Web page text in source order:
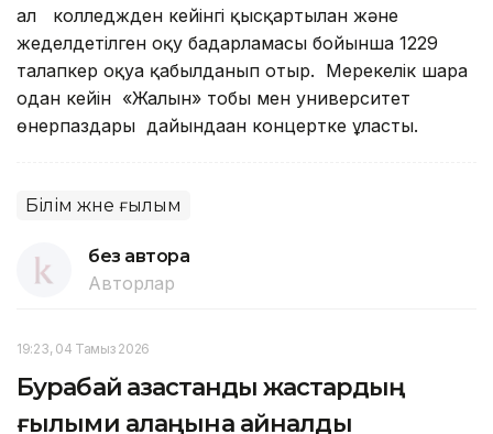
ал колледжден кейінгі қысқартылған және
жеделдетілген оқу бағдарламасы бойынша 1229
талапкер оқуға қабылданып отыр. Мерекелік шара
одан кейін «Жалын» тобы мен университет
өнерпаздары дайындаған концертке ұласты.
Білім және ғылым
без автора
Авторлар
19:23, 04 Тамыз 2026
Бурабай қазақстандық жастардың
ғылыми алаңына айналды